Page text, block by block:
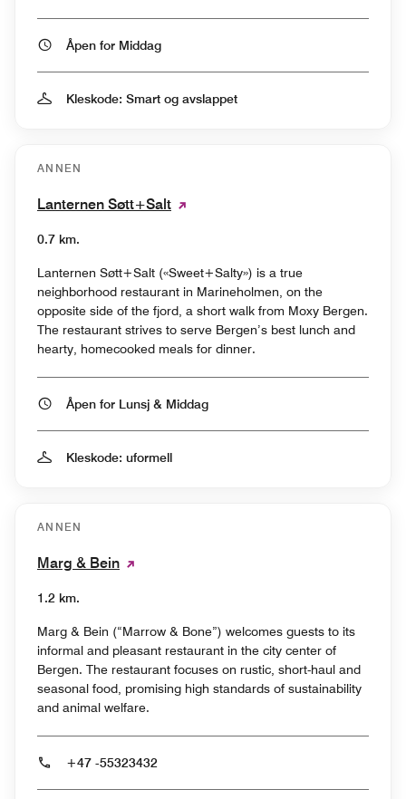
Åpen for Middag
Kleskode: Smart og avslappet
ANNEN
Lanternen Søtt+Salt
0.7 km.
Lanternen Søtt+Salt («Sweet+Salty») is a true
neighborhood restaurant in Marineholmen, on the
opposite side of the fjord, a short walk from Moxy Bergen.
The restaurant strives to serve Bergen’s best lunch and
hearty, homecooked meals for dinner.
Åpen for Lunsj & Middag
Kleskode: uformell
ANNEN
Marg & Bein
1.2 km.
Marg & Bein (“Marrow & Bone”) welcomes guests to its
informal and pleasant restaurant in the city center of
Bergen. The restaurant focuses on rustic, short-haul and
seasonal food, promising high standards of sustainability
and animal welfare.
+47 -55323432